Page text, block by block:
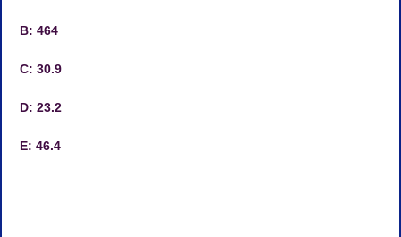
B:464
C:30.9
D:23.2
E:46.4